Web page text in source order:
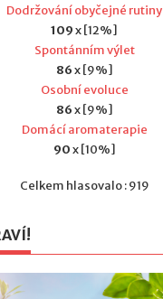
Dodržování obyčejné rutiny
109x [12%]
Spontánním výlet
86x [9%]
Osobní evoluce
86x [9%]
Domácí aromaterapie
90x [10%]
Celkem hlasovalo : 919